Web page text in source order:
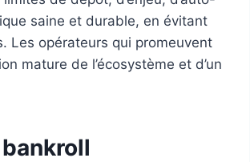
saine et durable, en évitant
Les opérateurs qui promeuvent
mature de l’écosystème et d’un